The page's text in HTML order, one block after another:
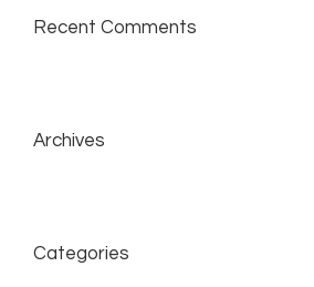
Recent Comments
Archives
Categories